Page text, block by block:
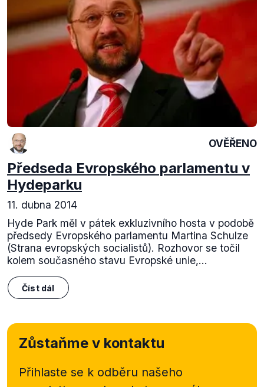
OVĚŘENO
Předseda Evropského parlamentu v
Hydeparku
11. dubna 2014
Hyde Park měl v pátek exkluzivního hosta v podobě
předsedy Evropského parlamentu Martina Schulze
(Strana evropských socialistů). Rozhovor se točil
kolem současného stavu Evropské unie,...
Číst dál
Zůstaňme v kontaktu
Přihlaste se k odběru našeho